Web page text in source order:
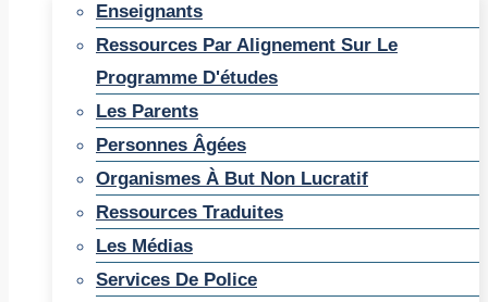
Enseignants
Ressources Par Alignement Sur Le
Programme D'études
Les Parents
Personnes Âgées
Organismes À But Non Lucratif
Ressources Traduites
Les Médias
Services De Police